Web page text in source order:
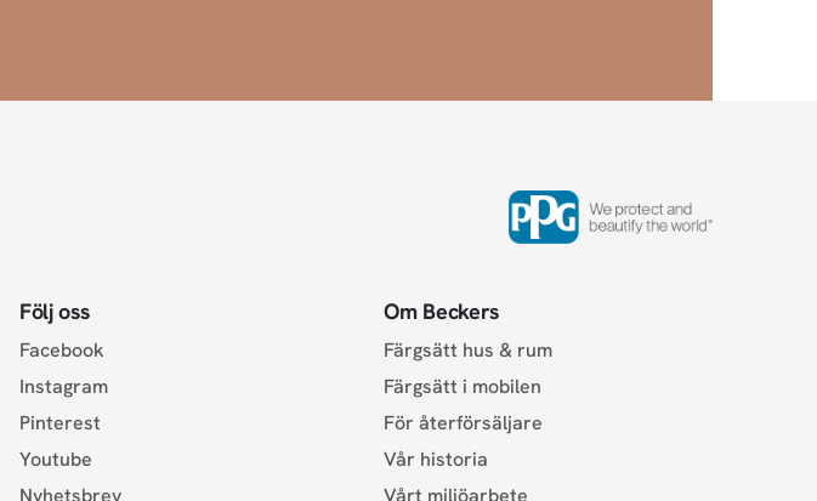
Följ oss
Facebook
Instagram
Pinterest
Youtube
Nyhetsbrev
Om Beckers
Färgsätt hus & rum
Färgsätt i mobilen
För återförsäljare
Vår historia
Vårt miljöarbete